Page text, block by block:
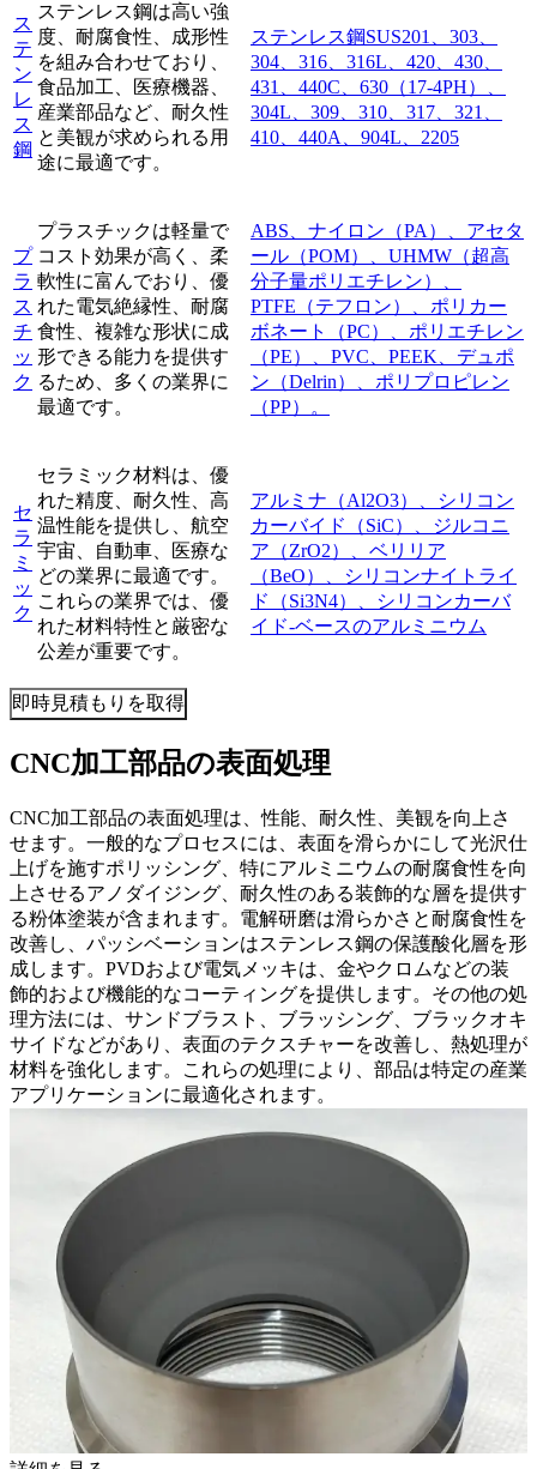
ス
テ
ン
レ
ス
鋼
ステンレス鋼は高い強
度、耐腐食性、成形性
を組み合わせており、
食品加工、医療機器、
産業部品など、耐久性
と美観が求められる用
途に最適です。
ステンレス鋼SUS201、303、
304、316、316L、420、430、
431、440C、630（17-4PH）、
304L、309、310、317、321、
410、440A、904L、2205
プ
ラ
ス
チ
ッ
ク
プラスチックは軽量で
コスト効果が高く、柔
軟性に富んでおり、優
れた電気絶縁性、耐腐
食性、複雑な形状に成
形できる能力を提供す
るため、多くの業界に
最適です。
ABS、ナイロン（PA）、アセタ
ール（POM）、UHMW（超高
分子量ポリエチレン）、
PTFE（テフロン）、ポリカー
ボネート（PC）、ポリエチレン
（PE）、PVC、PEEK、デュポ
ン（Delrin）、ポリプロピレン
（PP）。
セ
ラ
ミ
ッ
ク
セラミック材料は、優
れた精度、耐久性、高
温性能を提供し、航空
宇宙、自動車、医療な
どの業界に最適です。
これらの業界では、優
れた材料特性と厳密な
公差が重要です。
アルミナ（Al2O3）、シリコン
カーバイド（SiC）、ジルコニ
ア（ZrO2）、ベリリア
（BeO）、シリコンナイトライ
ド（Si3N4）、シリコンカーバ
イド-ベースのアルミニウム
即時見積もりを取得
CNC加工部品の表面処理
CNC加工部品の表面処理は、性能、耐久性、美観を向上さ
せます。一般的なプロセスには、表面を滑らかにして光沢仕
上げを施すポリッシング、特にアルミニウムの耐腐食性を向
上させるアノダイジング、耐久性のある装飾的な層を提供す
る粉体塗装が含まれます。電解研磨は滑らかさと耐腐食性を
改善し、パッシベーションはステンレス鋼の保護酸化層を形
成します。PVDおよび電気メッキは、金やクロムなどの装
飾的および機能的なコーティングを提供します。その他の処
理方法には、サンドブラスト、ブラッシング、ブラックオキ
サイドなどがあり、表面のテクスチャーを改善し、熱処理が
材料を強化します。これらの処理により、部品は特定の産業
アプリケーションに最適化されます。